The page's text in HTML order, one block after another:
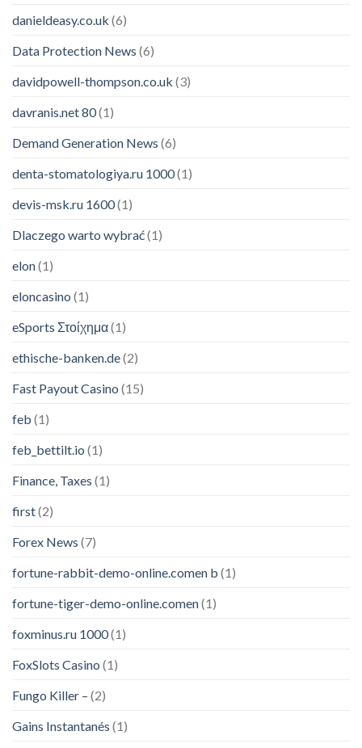
danieldeasy.co.uk (6)
Data Protection News (6)
davidpowell-thompson.co.uk (3)
davranis.net 80(1)
Demand Generation News (6)
denta-stomatologiya.ru 1000(1)
devis-msk.ru 1600(1)
Dlaczego warto wybrać(1)
elon(1)
eloncasino (1)
eSports Στοίχημα(1)
ethische-banken.de(2)
Fast Payout Casino (15)
feb (1)
feb_bettilt.io (1)
Finance, Taxes (1)
first(2)
Forex News (7)
fortune-rabbit-demo-online.comen b (1)
fortune-tiger-demo-online.comen(1)
foxminus.ru 1000(1)
FoxSlots Casino (1)
Fungo Killer – (2)
Gains Instantanés (1)